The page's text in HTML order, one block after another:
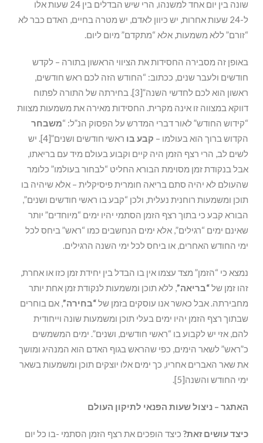
שונה בין יום אחד למשנהו, הרי שיש הבדלים בין 24 שעות אלו
ל-24 שעות אחרות, יש כיוון לאדם, יש מטרה בחיים, האדם כבר לא
“זורם” ללא משמעות, אלא “מתקדם” מיום ליום.
באופן זה מסבירה החסידות את הציווי הראשון בתורה – לקדש
חודשים ולעבר שנים, ככתוב: “החודש הזה לכם ראש חודשים,
ראשון הוא לכם לחדשי השנה”[3]. בחירתה של התורה לפתוח
דווקא במצווה זו אינה מקרית. החסידות מאירה את משמעות מצוות
“קידוש החודש” לאור דברי המדרש על הפסוק הנ”ל: “משבחר
הקדוש ברוך הוא בעולמו – קבע בו
ראשי חודשים ושנים”[4]. יש
לשים לב, הרי רצף הזמן היה קיים וקבוע בעולם מיד עם בריאתו,
אבל בנקודת זמן מסוימת הבורא החליט “לבחור בעולמו” כלומר
שהעולם לא יהיה סתם בריאה חומרית פיסיקלית – אלא שיהיה בו
תוכן ומשמעות רוחנית נעלית, ולכן “קבע בו ראשי חודשים ושנים”,
הבורא קבע כי בתוך רצף הזמן הסתמי יהיו ימים “מיוחדים” יותר
שאינם ימים “רגילים”, אלא ימים הנחשבים כמו “ראש” ביחס לכל
ימי החודש האחרים, או ביחס לכל ימי השנה הרגילים.
נמצא כי “הזמן” מצד עצמו אין בו הבדל בין יחידת זמן כזו או אחרת,
זהו זמן של“בריאה”, ללא תוכן ומשמעות לנקודת זמן אחת יותר
מחבירתה. אבל כאשר אנו עוסקים בזמן של“בחירה”, אם בוחרים
שבתוך רצף הזמן יהיו ימים בעלי תוכן ומשמעות שונה וייחודית
להם, אזי יש לקבוע בו “ראשי חודשים, ושנים”. ימים המשמשים
כ”ראש” לשאר הימים, כפי שהראש בגוף האדם הוא המנהיג ומושך
את שאר האברים אחריו, כך ימים אלו יוצקים תוכן ומשמעות בשאר
ימי החודש והשנה[5].
האתגר – ניצול שעות הפנאי לתיקון העולם
כיצד עושים זאת? כיצד הופכים את רצף הזמן הסתמי -בו כל יום